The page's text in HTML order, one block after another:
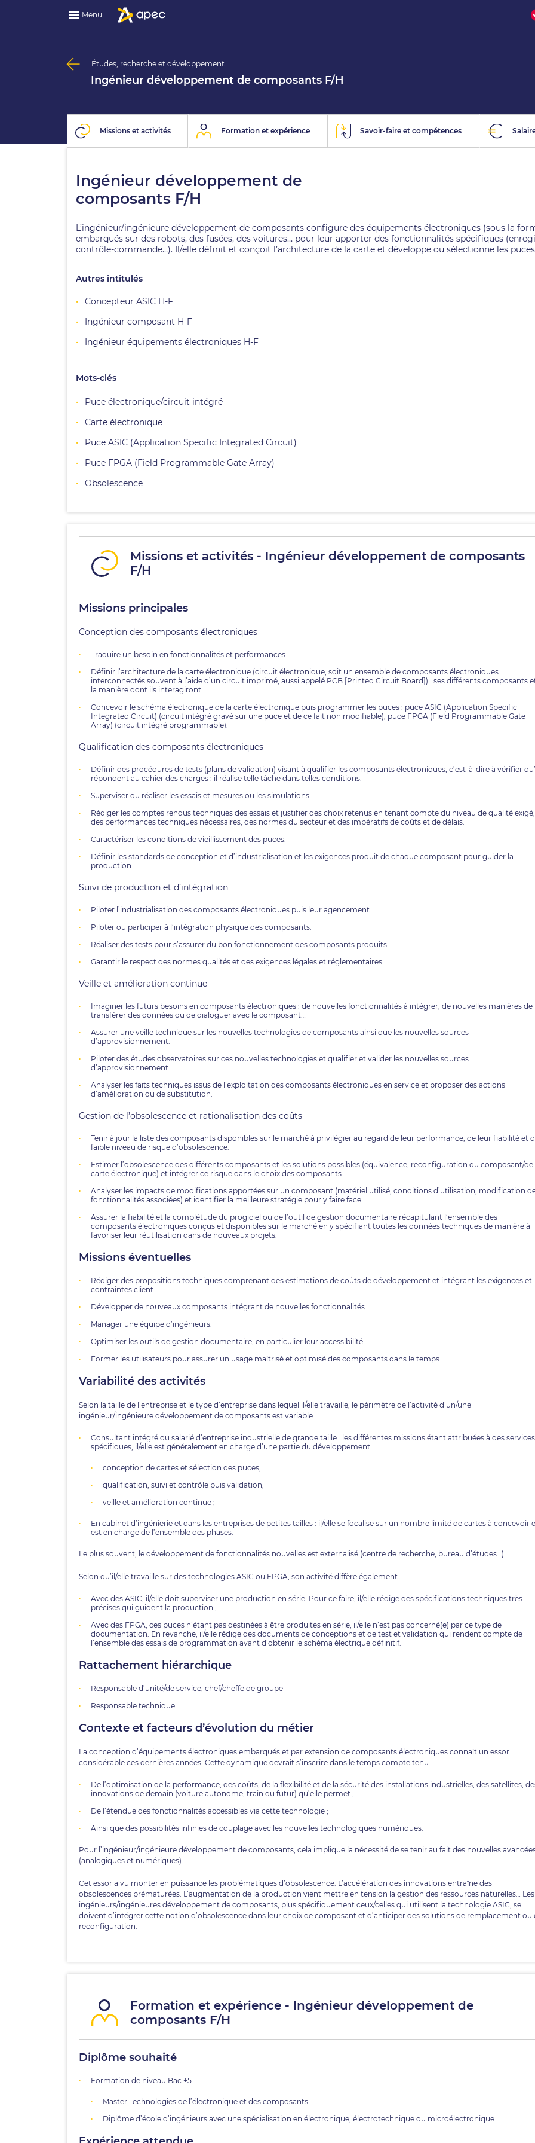
Menu
Études, recherche et développement
Ingénieur développement de composants F/H
Missions et activités Formation et expérience Savoir-faire et compétences
Ingénieur développement de
composants F/H
L’ingénieur/ingénieure développement de composants configure des équipements électroniques (sous la
embarqués sur des robots, des fusées, des voitures… pour leur apporter des fonctionnalités spécifiques
contrôle-commande…). Il/elle définit et conçoit l’architecture de la carte et développe ou sélectionne les
Autres intitulés
Concepteur ASIC H-F
Ingénieur composant H-F
Ingénieur équipements électroniques H-F
Mots-clés
Puce électronique/circuit intégré
Carte électronique
Puce ASIC (Application Specific Integrated Circuit)
Puce FPGA (Field Programmable Gate Array)
Obsolescence
Missions et activités - Ingénieur développement de composants
F/H
Missions principales
Conception des composants électroniques
Traduire un besoin en fonctionnalités et performances.
Définir l’architecture de la carte électronique (circuit électronique, soit un ensemble de composants électroniques
interconnectés souvent à l’aide d’un circuit imprimé, aussi appelé PCB [Printed Circuit Board]) : ses différents composants
la manière dont ils interagiront.
Concevoir le schéma électronique de la carte électronique puis programmer les puces : puce ASIC (Application Specific
Integrated Circuit) (circuit intégré gravé sur une puce et de ce fait non modifiable), puce FPGA (Field Programmable Gate
Array) (circuit intégré programmable).
Qualification des composants électroniques
Définir des procédures de tests (plans de validation) visant à qualifier les composants électroniques, c’est-à-dire à vérifier
répondent au cahier des charges : il réalise telle tâche dans telles conditions.
Superviser ou réaliser les essais et mesures ou les simulations.
Rédiger les comptes rendus techniques des essais et justifier des choix retenus en tenant compte du niveau de qualité exigé,
des performances techniques nécessaires, des normes du secteur et des impératifs de coûts et de délais.
Caractériser les conditions de vieillissement des puces.
Définir les standards de conception et d’industrialisation et les exigences produit de chaque composant pour guider la
production.
Suivi de production et d’intégration
Piloter l’industrialisation des composants électroniques puis leur agencement.
Piloter ou participer à l’intégration physique des composants.
Réaliser des tests pour s’assurer du bon fonctionnement des composants produits.
Garantir le respect des normes qualités et des exigences légales et réglementaires.
Veille et amélioration continue
Imaginer les futurs besoins en composants électroniques : de nouvelles fonctionnalités à intégrer, de nouvelles manières de
transférer des données ou de dialoguer avec le composant…
Assurer une veille technique sur les nouvelles technologies de composants ainsi que les nouvelles sources
d’approvisionnement.
Piloter des études observatoires sur ces nouvelles technologies et qualifier et valider les nouvelles sources
d’approvisionnement.
Analyser les faits techniques issus de l’exploitation des composants électroniques en service et proposer des actions
d’amélioration ou de substitution.
Gestion de l’obsolescence et rationalisation des coûts
Tenir à jour la liste des composants disponibles sur le marché à privilégier au regard de leur performance, de leur fiabilité et
faible niveau de risque d’obsolescence.
Estimer l’obsolescence des différents composants et les solutions possibles (équivalence, reconfiguration du composant/de
carte électronique) et intégrer ce risque dans le choix des composants.
Analyser les impacts de modifications apportées sur un composant (matériel utilisé, conditions d’utilisation, modification
fonctionnalités associées) et identifier la meilleure stratégie pour y faire face.
Assurer la fiabilité et la complétude du progiciel ou de l’outil de gestion documentaire récapitulant l’ensemble des
composants électroniques conçus et disponibles sur le marché en y spécifiant toutes les données techniques de manière à
favoriser leur réutilisation dans de nouveaux projets.
Missions éventuelles
Rédiger des propositions techniques comprenant des estimations de coûts de développement et intégrant les exigences et
contraintes client.
Développer de nouveaux composants intégrant de nouvelles fonctionnalités.
Manager une équipe d’ingénieurs.
Optimiser les outils de gestion documentaire, en particulier leur accessibilité.
Former les utilisateurs pour assurer un usage maîtrisé et optimisé des composants dans le temps.
Variabilité des activités
Selon la taille de l’entreprise et le type d’entreprise dans lequel il/elle travaille, le périmètre de l’activité d’un/une
ingénieur/ingénieure développement de composants est variable :
Consultant intégré ou salarié d’entreprise industrielle de grande taille : les différentes missions étant attribuées à des services
spécifiques, il/elle est généralement en charge d’une partie du développement :
conception de cartes et sélection des puces,
qualification, suivi et contrôle puis validation,
veille et amélioration continue ;
En cabinet d’ingénierie et dans les entreprises de petites tailles : il/elle se focalise sur un nombre limité de cartes à concevoir
est en charge de l’ensemble des phases.
Le plus souvent, le développement de fonctionnalités nouvelles est externalisé (centre de recherche, bureau d’études…).
Selon qu’il/elle travaille sur des technologies ASIC ou FPGA, son activité diffère également :
Avec des ASIC, il/elle doit superviser une production en série. Pour ce faire, il/elle rédige des spécifications techniques très
précises qui guident la production ;
Avec des FPGA, ces puces n’étant pas destinées à être produites en série, il/elle n’est pas concerné(e) par ce type de
documentation. En revanche, il/elle rédige des documents de conceptions et de test et validation qui rendent compte de
l’ensemble des essais de programmation avant d’obtenir le schéma électrique définitif.
Rattachement hiérarchique
Responsable d’unité/de service, chef/cheffe de groupe
Responsable technique
Contexte et facteurs d’évolution du métier
La conception d’équipements électroniques embarqués et par extension de composants électroniques connaît un essor
considérable ces dernières années. Cette dynamique devrait s’inscrire dans le temps compte tenu :
De l’optimisation de la performance, des coûts, de la flexibilité et de la sécurité des installations industrielles, des satellites,
innovations de demain (voiture autonome, train du futur) qu’elle permet ;
De l’étendue des fonctionnalités accessibles via cette technologie ;
Ainsi que des possibilités infinies de couplage avec les nouvelles technologiques numériques.
Pour l’ingénieur/ingénieure développement de composants, cela implique la nécessité de se tenir au fait des nouvelles
(analogiques et numériques).
Cet essor a vu monter en puissance les problématiques d’obsolescence. L’accélération des innovations entraîne des
obsolescences prématurées. L’augmentation de la production vient mettre en tension la gestion des ressources naturelles… Les
ingénieurs/ingénieures développement de composants, plus spécifiquement ceux/celles qui utilisent la technologie ASIC, se
doivent d’intégrer cette notion d’obsolescence dans leur choix de composant et d’anticiper des solutions de remplacement ou
reconfiguration.
Formation et expérience - Ingénieur développement de
composants F/H
Diplôme souhaité
Formation de niveau Bac +5
Master Technologies de l’électronique et des composants
Diplôme d’école d’ingénieurs avec une spécialisation en électronique, électrotechnique ou microélectronique